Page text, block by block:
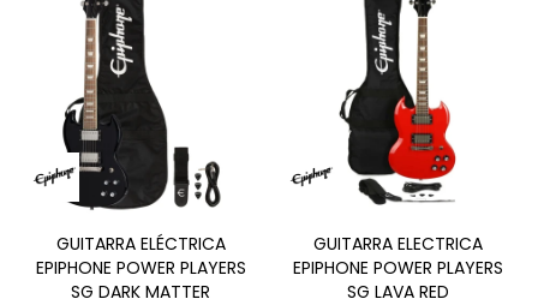
GUITARRA ELÉCTRICA
EPIPHONE POWER PLAYERS
SG DARK MATTER
GUITARRA ELECTRICA
EPIPHONE POWER PLAYERS
SG LAVA RED